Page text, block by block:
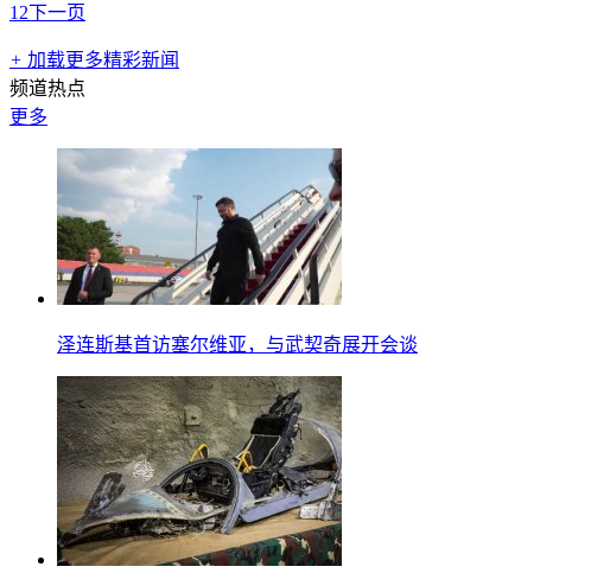
1 2下一页
+ 加载更多精彩新闻
频道热点
更多
泽连斯基首访塞尔维亚，与武契奇展开会谈